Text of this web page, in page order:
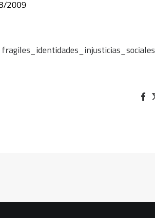
2009
fragiles_identidades_injusticias_sociales